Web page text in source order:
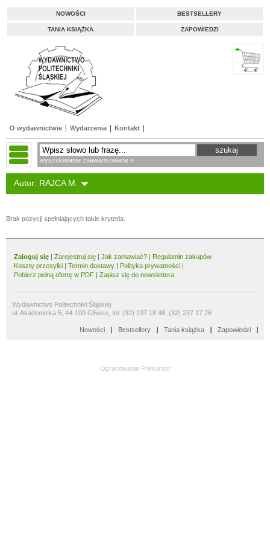
NOWOŚCI BESTSELLERY
TANIA KSIĄŻKA ZAPOWIEDZI
O wydawnictwie Wydarzenia Kontakt
wyszukiwanie zaawansowane »
Autor: RAJCA M.
Brak pozycji spełniających takie kryteria.
Zaloguj się | Zarejestruj się | Jak zamawiać? | Regulamin zakupów
Koszty przesyłki | Termin dostawy | Polityka prywatności |
Pobierz pełną ofertę w PDF | Zapisz się do newslettera
Wydawnictwo Politechniki Śląskiej
ul. Akademicka 5, 44-100 Gliwice, tel. (32) 237 18 48, (32) 237 17 26
Nowości Bestsellery Tania książka Zapowiedzi
Opracowanie Prekursor